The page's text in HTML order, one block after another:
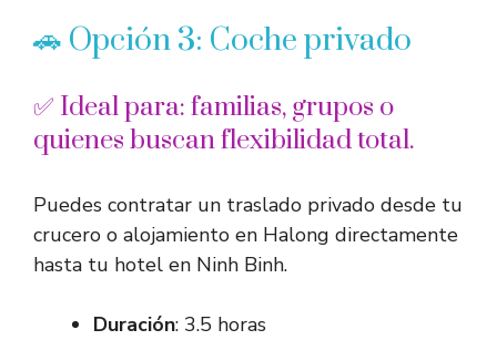
🚗 Opción 3: Coche privado
✅ Ideal para: familias, grupos o
quienes buscan flexibilidad total.
Puedes contratar un traslado privado desde tu
crucero o alojamiento en Halong directamente
hasta tu hotel en Ninh Binh.
Duración: 3.5 horas